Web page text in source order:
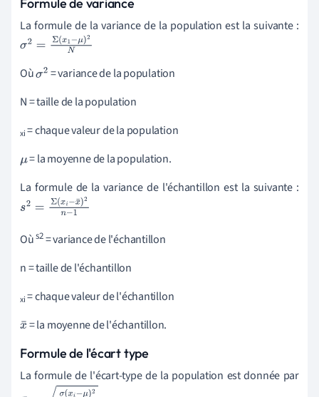
La formule de la variance de la population est la suivante :
σ2=Σ( x1−μ)2N
Oùσ2= variance de la population
N = taille de la population
xi= chaque valeur de la population
μ= la moyenne de la population.
La formule de la variance de l'échantillon est la suivante :
s2=Σ( xi−x¯)2n−
Oùs2= variance de l'échantillon
n = taille de l'échantillon
xi= chaque valeur de l'échantillon
x
¯
= la moyenne de l'échantillon.
Formule de l'écart type
La formule de l'écart-type de la population est donnée par